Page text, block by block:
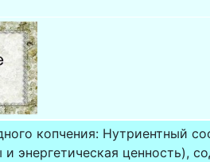
копчения: Нутриентный
энергетическая ценность),